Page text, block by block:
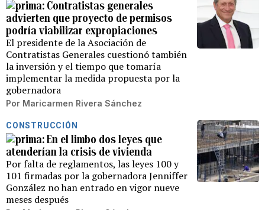
Contratistas generales
advierten que proyecto de permisos
podría viabilizar expropiaciones
El presidente de la Asociación de
Contratistas Generales cuestionó también
la inversión y el tiempo que tomaría
implementar la medida propuesta por la
gobernadora
Por Maricarmen Rivera Sánchez
CONSTRUCCIÓN
En el limbo dos leyes que
atenderían la crisis de vivienda
Por falta de reglamentos, las leyes 100 y
101 firmadas por la gobernadora Jenniffer
González no han entrado en vigor nueve
meses después